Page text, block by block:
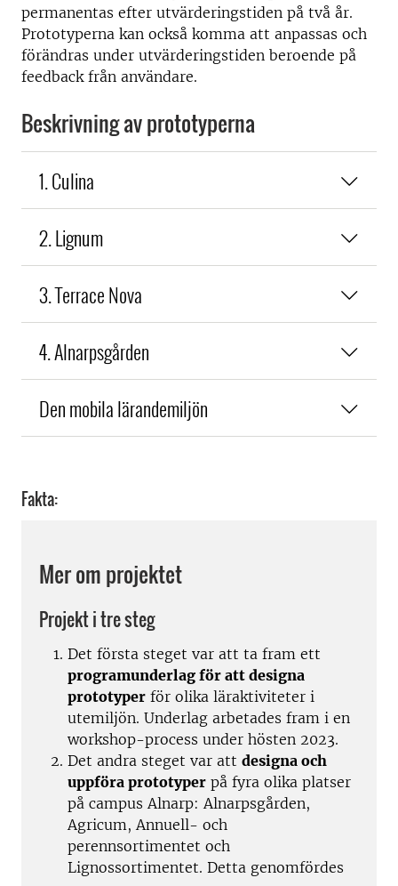
permanentas efter utvärderingstiden på två år.
Prototyperna kan också komma att anpassas och
förändras under utvärderingstiden beroende på
feedback från användare.
Beskrivning av prototyperna
1. Culina
2. Lignum
3. Terrace Nova
4. Alnarpsgården
Den mobila lärandemiljön
Fakta:
Mer om projektet
Projekt i tre steg
Det första steget var att ta fram ett
programunderlag för att designa
prototyper för olika läraktiviteter i
utemiljön. Underlag arbetades fram i en
workshop-process under hösten 2023.
Det andra steget var att designa och
uppföra prototyper på fyra olika platser
på campus Alnarp: Alnarpsgården,
Agricum, Annuell- och
perennsortimentet och
Lignossortimentet. Detta genomfördes